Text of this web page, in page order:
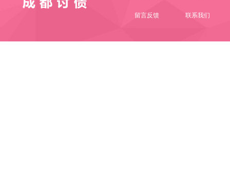
留言反馈 联系我们